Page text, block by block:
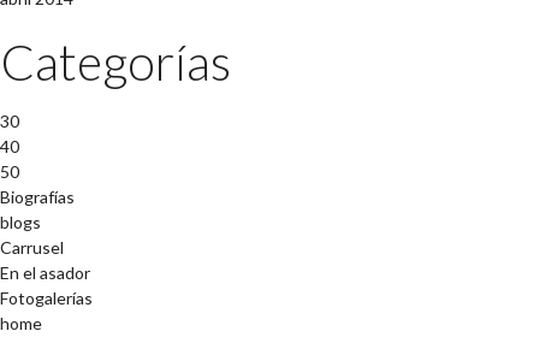
Categorías
30
40
50
Biografías
blogs
Carrusel
En el asador
Fotogalerías
home